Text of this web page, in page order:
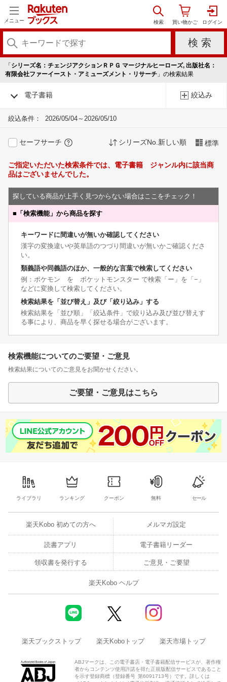
メニュー
「 シリーズ名：チェンジアクションＲＰＧ マージナルヒーローズ, 出版社名：
有限会社ファーイースト・アミューズメント・リサーチ 」の検索結果
電子書籍 絞込み
絞込条件： 2026/05/04～2026/05/10
セーフサーチ シリーズNo.新しい順 標準
ご指定いただいた検索条件では、電子書籍 ジャンル内に該当商
品はございませんでした。
探している商品が上手く見つからない場合はここをチェック！
■ 「検索機能」から商品を探す
キーワードに間違いが無いか確認してください
漢字の変換違いや英単語のつづり間違いが無いかご確認くださ
い。
類義語や同義語のほか、一般的な言葉で検索してください
例：ポケモン を ポケットモンスター で検索「ー」を「−」
などに変換して検索してください。
検索結果を「並び替え」及び「絞り込み」する
検索結果を「並び順」「絞込条件」で絞り込み及び並び替えす
る事により、商品を早く探せる場合がございます。
検索機能についてのご要望・ご意見
検索結果についてのご意見をお聞かせください。
ご要望・ご意見はこちら
ライブラリ ランキング クーポン 無料 セール
楽天Kobo 初めての方へ メルマガ設定
読書アプリ 電子書籍リーダー
領収書を発行する ご意見・ご要望
楽天Kobo ヘルプ
楽天ブックストップ 楽天Koboトップ 楽天市場トップ
ABJマークは、この電子書店・電子書籍配信サービスが、著作権
者からコンテンツ使用許諾を得た正規版配信サービスであること
を示す登録商標（登録番号 第6091713号）です。詳しくは